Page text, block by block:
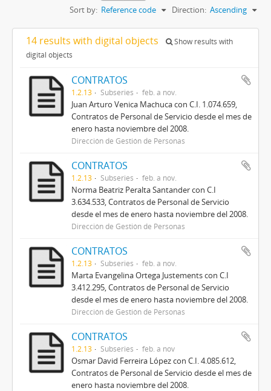
Sort by: Reference code Direction: Ascending
14 results with digital objects
Show results with
digital objects
CONTRATOS
1.2.13 Subseries feb. a nov.
Juan Arturo Venica Machuca con C.I. 1.074.659,
Contratos de Personal de Servicio desde el mes de
enero hasta noviembre del 2008.
Dirección de Gestión de Personas
CONTRATOS
1.2.13 Subseries feb. a nov.
Norma Beatriz Peralta Santander con C.I
3.634.533, Contratos de Personal de Servicio
desde el mes de enero hasta noviembre del 2008.
Dirección de Gestión de Personas
CONTRATOS
1.2.13 Subseries feb. a nov.
Marta Evangelina Ortega Justements con C.I
3.412.295, Contratos de Personal de Servicio
desde el mes de enero hasta noviembre del 2008.
Dirección de Gestión de Personas
CONTRATOS
1.2.13 Subseries feb. a nov
Osmar David Ferreira López con C.I. 4.085.612,
Contratos de Personal de Servicio desde el mes de
enero hasta noviembre del 2008.